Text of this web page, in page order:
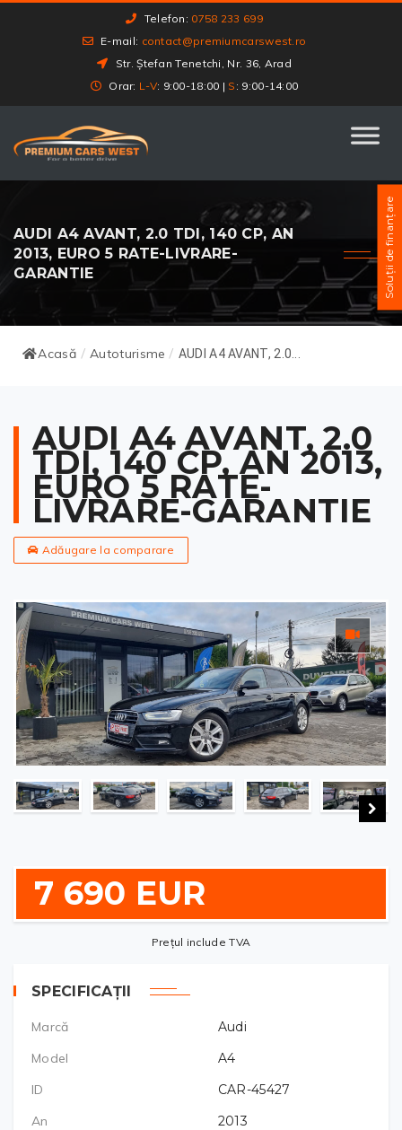
Telefon: 0758 233 699
E-mail: contact@premiumcarswest.ro
Str. Ștefan Tenetchi, Nr. 36, Arad
Orar: L-V: 9:00-18:00 | S : 9:00-14:00
AUDI A4 AVANT, 2.0 TDI, 140 CP, AN
2013, EURO 5 RATE-LIVRARE-
GARANTIE
Acasă / Autoturisme / AUDI A4 AVANT, 2.0...
AUDI A4 AVANT, 2.0
TDI, 140 CP, AN 2013,
EURO 5 RATE-
LIVRARE-GARANTIE
Adăugare la comparare
7 690 EUR
Prețul include TVA
SPECIFICAȚII
Marcă
Audi
Model
A4
ID
CAR-45427
An
2013
Soluții de finanțare